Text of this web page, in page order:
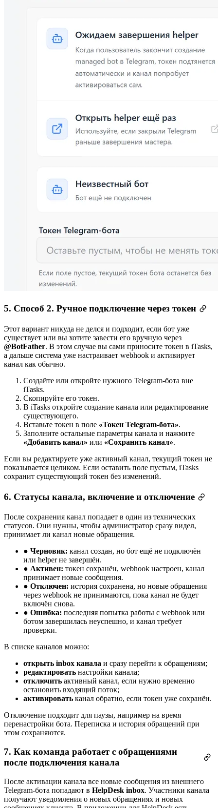
5. Способ 2. Ручное подключение через токен
Этот вариант никуда не делся и подходит, если бот уже
существует или вы хотите завести его вручную через
@BotFather. В этом случае вы сами приносите токен в iTasks,
а дальше система уже настраивает webhook и активирует
канал как обычно.
Создайте или откройте нужного Telegram-бота вне
iTasks.
Скопируйте его токен.
В iTasks откройте создание канала или редактирование
существующего.
Вставьте токен в поле «Токен Telegram-бота».
Заполните остальные параметры канала и нажмите
«Добавить канал» или «Сохранить канал».
Если вы редактируете уже активный канал, текущий токен не
показывается целиком. Если оставить поле пустым, iTasks
сохранит существующий токен без изменений.
6. Статусы канала, включение и отключение
После сохранения канал попадает в один из технических
статусов. Они нужны, чтобы администратор сразу видел,
принимает ли канал новые обращения.
● Черновик: канал создан, но бот ещё не подключён
или helper не завершён.
● Активен: токен сохранён, webhook настроен, канал
принимает новые сообщения.
● Отключен: история сохранена, но новые обращения
через webhook не принимаются, пока канал не будет
включён снова.
● Ошибка: последняя попытка работы с webhook или
ботом завершилась неуспешно, и канал требует
проверки.
В списке каналов можно:
открыть inbox канала и сразу перейти к обращениям;
редактировать настройки канала;
отключить активный канал, если нужно временно
остановить входящий поток;
активировать канал обратно, если токен уже сохранён.
Отключение подходит для паузы, например на время
перенастройки бота. Переписка и история обращений при
этом сохраняются.
7. Как команда работает с обращениями
после подключения канала
После активации канала все новые сообщения из внешнего
Telegram-бота попадают в HelpDesk inbox. Участники канала
получают уведомления о новых обращениях и новых